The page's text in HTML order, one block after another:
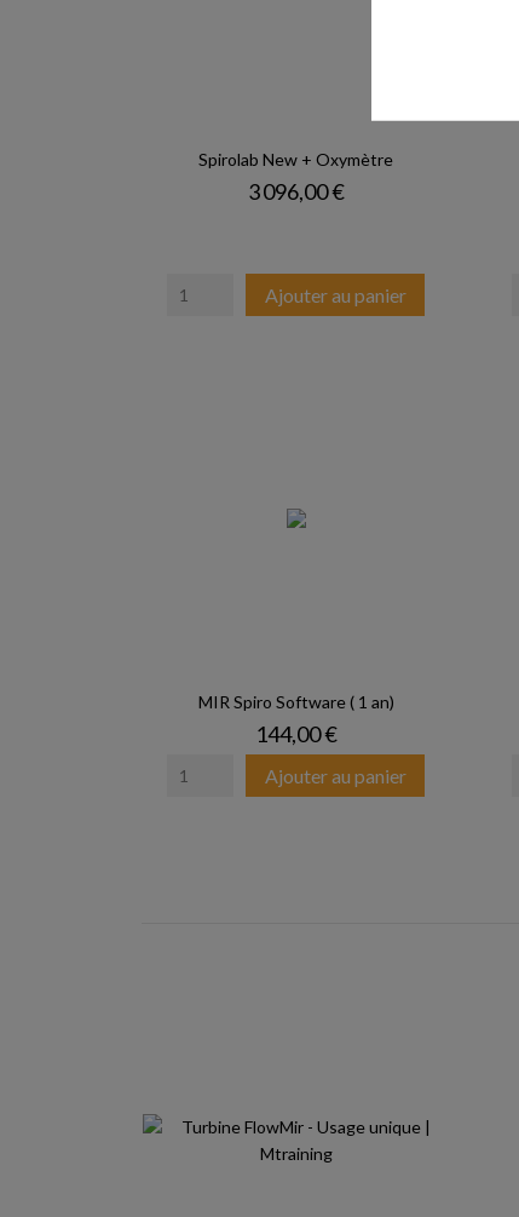
Spirolab New + Oxymètre
Prix
3 096,00 €
Ajouter au panier
MIR Spiro Software ( 1 an)
Prix
144,00 €
Ajouter au panier